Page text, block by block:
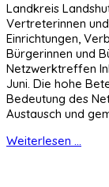
Landkreis
Vertreterinnen
Einrichtungen,
Bürgerinnen und
Netzwerktreffen
Juni. Die hohe
Bedeutung des
Austausch und
Weiterlesen ...